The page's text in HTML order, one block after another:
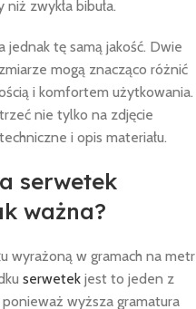
zwykła bibuła.
jednak tę samą jakość. Dwie
mogą znacząco różnić
i komfortem użytkowania.
nie tylko na zdjęcie
i opis materiału.
serwetek
ważna?
wyrażoną w gramach na metr
serwetek jest to jeden z
wyższa gramatura